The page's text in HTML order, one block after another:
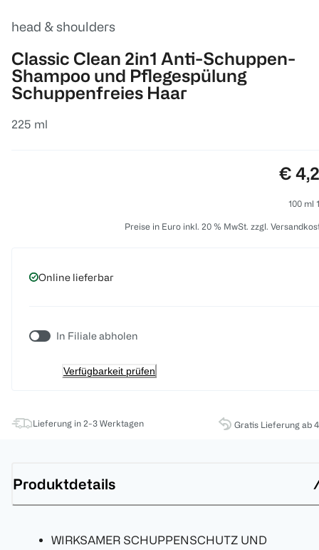
head & shoulders
Classic Clean 2in1 Anti-Schuppen-
Shampoo und Pflegespülung
Schuppenfreies Haar
225 ml
€
100 ml
Preise in Euro inkl. 20 % MwSt. zzgl.
Online lieferbar
In Filiale abholen
Verfügbarkeit prüfen
Lieferung in 2-3 Werktagen Gratis Lieferung ab
Produktdetails
WIRKSAMER SCHUPPENSCHUTZ UND